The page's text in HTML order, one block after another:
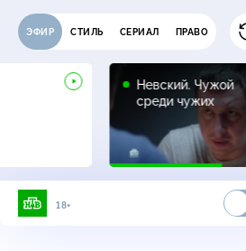
ЭФИР СТИЛЬ СЕРИАЛ ПРАВО
Невский. Чужой
среди чужих
18+